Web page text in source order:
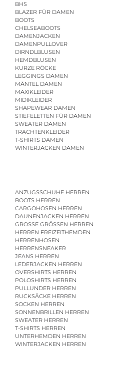
BHS
BLAZER FÜR DAMEN
BOOTS
CHELSEABOOTS
DAMENJACKEN
DAMENPULLOVER
DIRNDLBLUSEN
HEMDBLUSEN
KURZE RÖCKE
LEGGINGS DAMEN
MÄNTEL DAMEN
MAXIKLEIDER
MIDIKLEIDER
SHAPEWEAR DAMEN
STIEFELETTEN FÜR DAMEN
SWEATER DAMEN
TRACHTENKLEIDER
T-SHIRTS DAMEN
WINTERJACKEN DAMEN
ANZUGSSCHUHE HERREN
BOOTS HERREN
CARGOHOSEN HERREN
DAUNENJACKEN HERREN
GROSSE GRÖSSEN HERREN
HERREN FREIZEITHEMDEN
HERRENHOSEN
HERRENSNEAKER
JEANS HERREN
LEDERJACKEN HERREN
OVERSHIRTS HERREN
POLOSHIRTS HERREN
PULLUNDER HERREN
RUCKSÄCKE HERREN
SOCKEN HERREN
SONNENBRILLEN HERREN
SWEATER HERREN
T-SHIRTS HERREN
UNTERHEMDEN HERREN
WINTERJACKEN HERREN